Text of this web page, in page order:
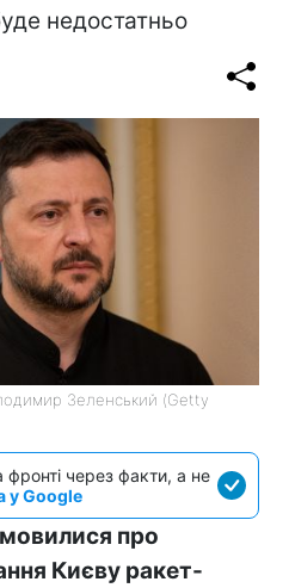
недостатньо
Зеленський (Getty
фронті через факти, а не
у Google
про
Києву ракет-